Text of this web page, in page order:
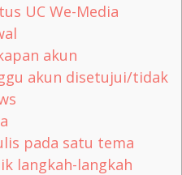
UC We-Media
akun
akun disetujui/tidak
pada satu tema
langkah-langkah